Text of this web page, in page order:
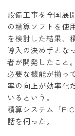
設備工事を全国展
の積算ソフトを使
を検討した結果、
導入の決め手とな
者が開発したこと。
必要な機能が揃っ
率の向上が効率化
いるという。
積算システム「
話を伺った。